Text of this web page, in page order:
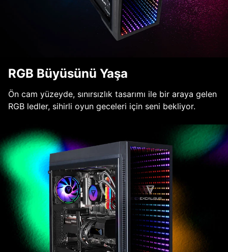
RGB Büyüsünü Yaşa
Ön cam yüzeyde, sınırsızlık tasarımı ile bir araya gelen
RGB ledler, sihirli oyun geceleri için seni bekliyor.